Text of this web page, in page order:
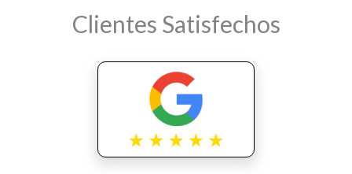
Clientes Satisfechos